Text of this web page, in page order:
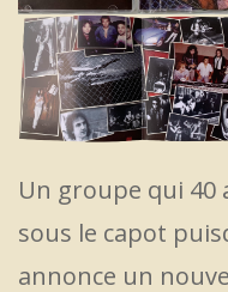
Un groupe qui 40
sous le capot
annonce un